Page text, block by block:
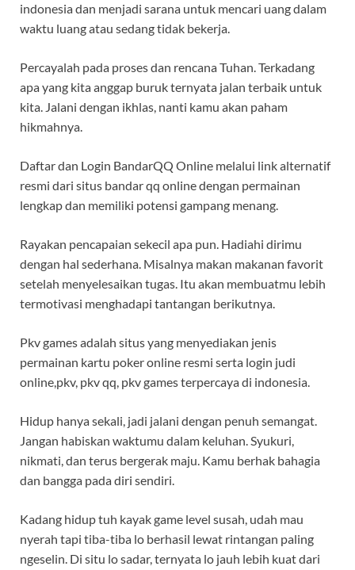
indonesia dan menjadi sarana untuk mencari uang dalam
waktu luang atau sedang tidak bekerja.
Percayalah pada proses dan rencana Tuhan. Terkadang
apa yang kita anggap buruk ternyata jalan terbaik untuk
kita. Jalani dengan ikhlas, nanti kamu akan paham
hikmahnya.
Daftar dan Login BandarQQ Online melalui link alternatif
resmi dari situs bandar qq online dengan permainan
lengkap dan memiliki potensi gampang menang.
Rayakan pencapaian sekecil apa pun. Hadiahi dirimu
dengan hal sederhana. Misalnya makan makanan favorit
setelah menyelesaikan tugas. Itu akan membuatmu lebih
termotivasi menghadapi tantangan berikutnya.
Pkv games adalah situs yang menyediakan jenis
permainan kartu poker online resmi serta login judi
online,pkv, pkv qq, pkv games terpercaya di indonesia.
Hidup hanya sekali, jadi jalani dengan penuh semangat.
Jangan habiskan waktumu dalam keluhan. Syukuri,
nikmati, dan terus bergerak maju. Kamu berhak bahagia
dan bangga pada diri sendiri.
Kadang hidup tuh kayak game level susah, udah mau
nyerah tapi tiba-tiba lo berhasil lewat rintangan paling
ngeselin. Di situ lo sadar, ternyata lo jauh lebih kuat dari